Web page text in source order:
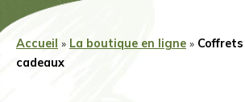
Accueil » La boutique en ligne » Coffrets
cadeaux